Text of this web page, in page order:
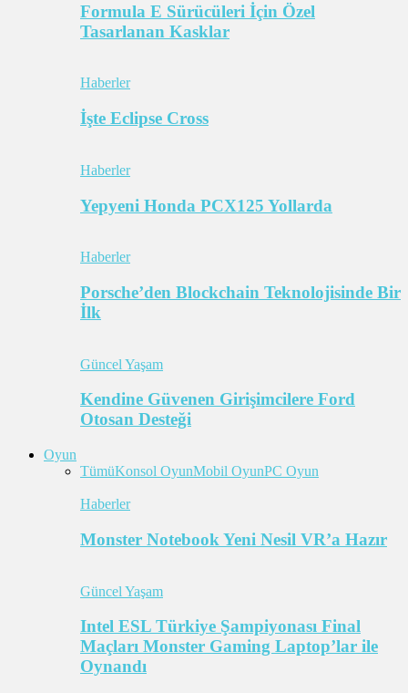
Formula E Sürücüleri İçin Özel
Tasarlanan Kasklar
Haberler
İşte Eclipse Cross
Haberler
Yepyeni Honda PCX125 Yollarda
Haberler
Porsche’den Blockchain Teknolojisinde Bir
İlk
Güncel Yaşam
Kendine Güvenen Girişimcilere Ford
Otosan Desteği
Oyun
TümüKonsol OyunMobil OyunPC Oyun
Haberler
Monster Notebook Yeni Nesil VR’a Hazır
Güncel Yaşam
Intel ESL Türkiye Şampiyonası Final
Maçları Monster Gaming Laptop’lar ile
Oynandı